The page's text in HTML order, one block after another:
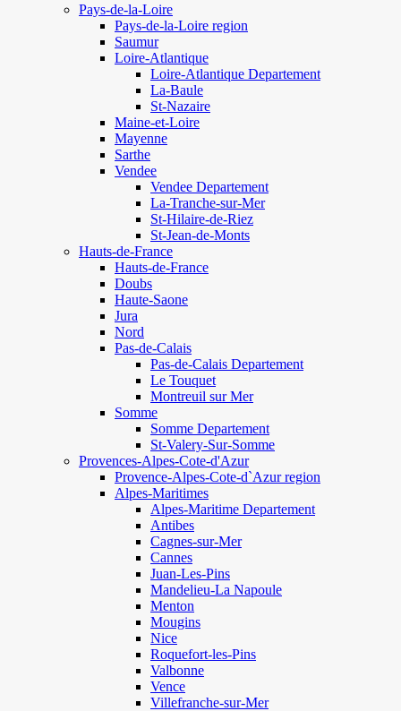
Pays-de-la-Loire
Pays-de-la-Loire region
Saumur
Loire-Atlantique
Loire-Atlantique Departement
La-Baule
St-Nazaire
Maine-et-Loire
Mayenne
Sarthe
Vendee
Vendee Departement
La-Tranche-sur-Mer
St-Hilaire-de-Riez
St-Jean-de-Monts
Hauts-de-France
Hauts-de-France
Doubs
Haute-Saone
Jura
Nord
Pas-de-Calais
Pas-de-Calais Departement
Le Touquet
Montreuil sur Mer
Somme
Somme Departement
St-Valery-Sur-Somme
Provences-Alpes-Cote-d'Azur
Provence-Alpes-Cote-d`Azur region
Alpes-Maritimes
Alpes-Maritime Departement
Antibes
Cagnes-sur-Mer
Cannes
Juan-Les-Pins
Mandelieu-La Napoule
Menton
Mougins
Nice
Roquefort-les-Pins
Valbonne
Vence
Villefranche-sur-Mer